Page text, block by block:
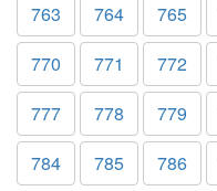
763
764 765
770
771 772
777
778 779
784
785 786